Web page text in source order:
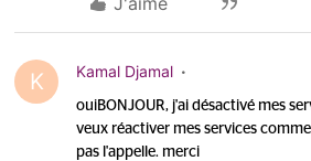
K Kamal Djamal
ouiBONJOUR, j'ai désactivé mes
veux réactiver mes services
pas l'appelle. merci